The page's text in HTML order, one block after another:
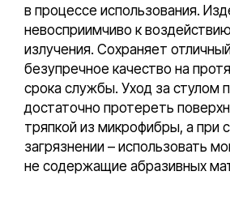
в процессе использования.
невосприимчиво к
излучения. Сохраняет
безупречное качество на
срока службы. Уход за стулом
достаточно протереть
тряпкой из микрофибры, а при
загрязнении – использовать
не содержащие абразивных